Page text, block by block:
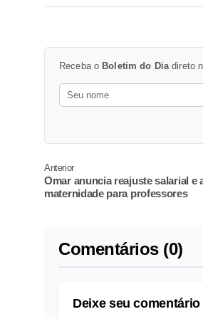
Receba o Boletim do Diadireto
Anterior
Omar anuncia reajuste salarial e aumento da licença
maternidade para professores
Comentários (0)
Deixe seu comentário